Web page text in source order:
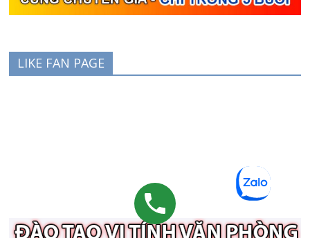
LIKE FAN PAGE